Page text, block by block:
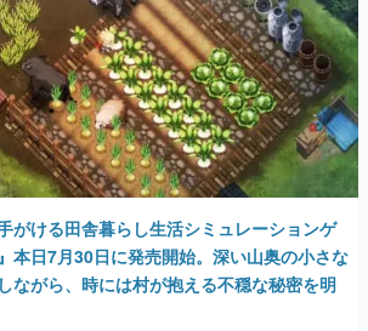
がける田舎暮らし生活シミュレーションゲ
本日7月30日に発売開始。深い山奥の小さな
ながら、時には村が抱える不穏な秘密を明